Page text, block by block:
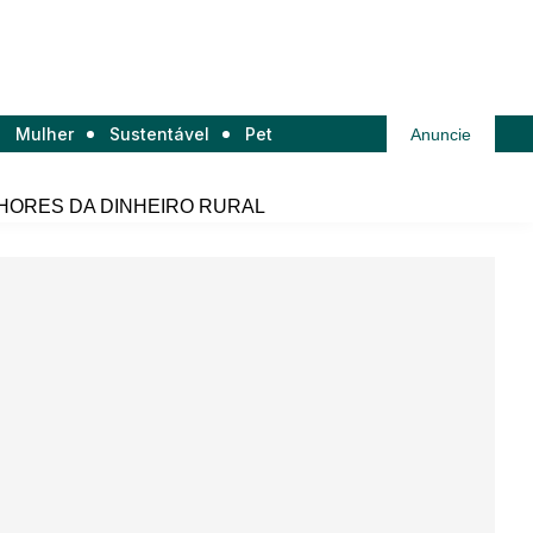
Mulher Sustentável Pet Anuncie
DA DINHEIRO RURAL